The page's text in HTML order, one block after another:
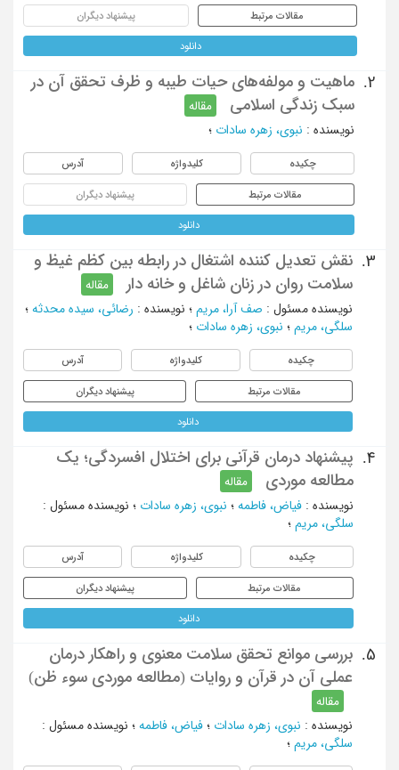
مقالات مرتبط پیشنهاد دیگران
دانلود
2.
ماهیت و مولفه‌های حیات طیبه و ظرف تحقق آن در
سبک زندگی اسلامی
مقاله
نویسنده : نبوی، زهره سادات ؛
چکیده کلیدواژه آدرس
مقالات مرتبط پیشنهاد دیگران
دانلود
3.
نقش تعدیل کننده اشتغال در رابطه بین کظم غیظ و
سلامت روان در زنان شاغل و خانه دار
مقاله
نویسنده مسئول : صف آرا، مریم ؛ نویسنده : رضائی، سیده محدثه ؛
سلگی، مریم ؛ نبوی، زهره سادات ؛
چکیده کلیدواژه آدرس
مقالات مرتبط پیشنهاد دیگران
دانلود
4.
پیشنهاد درمان قرآنی برای اختلال افسردگی؛ یک
مطالعه موردی
مقاله
نویسنده : فیاض، فاطمه ؛ نبوی، زهره سادات ؛ نویسنده مسئول :
سلگی، مریم ؛
چکیده کلیدواژه آدرس
مقالات مرتبط پیشنهاد دیگران
دانلود
5.
بررسی موانع تحقق سلامت معنوی و راهکار درمان
عملی آن در قرآن و روایات (مطالعه موردی سوء ظن)
مقاله
نویسنده : نبوی، زهره سادات ؛ فیاض، فاطمه ؛ نویسنده مسئول :
سلگی، مریم ؛